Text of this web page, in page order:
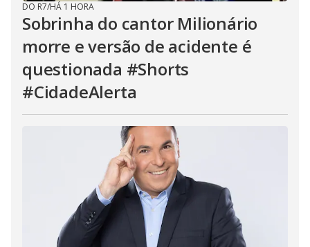
DO R7/HÁ 1 HORA
Sobrinha do cantor Milionário
morre e versão de acidente é
questionada #Shorts
#CidadeAlerta